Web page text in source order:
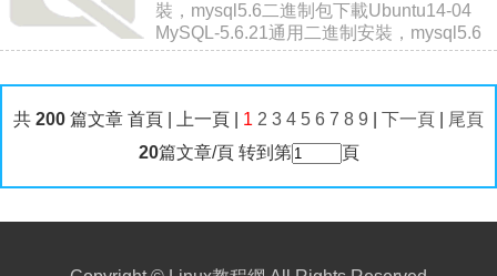
裝，mysql5.6二進制包下載Ubuntu14-04
MySQL-5.6.21通用二進制安裝，mysql5.6
二進制包下載 #卸載mysql /etc/init.d/mysqld
共 200 篇文章 首頁 | 上一頁 | 1 2 3 4 5 6 7 8 9 下一頁
尾頁
20篇文章/頁 转到第 頁